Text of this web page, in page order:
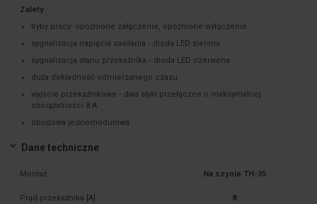
Zalety:
tryby pracy: opóźnione załączenie, opóźnione wyłączenie
sygnalizacja napięcia zasilania ‑ dioda LED zielona
sygnalizacja stanu przekaźnika ‑ dioda LED czerwona
duża dokładność odmierzanego czasu
wyjście przekaźnikowe ‑ dwa styki przełączne o maksymalnej
obciążalności 8 A
obudowa jednomodułowa
Dane techniczne
Montaż Na szynie TH-35
Prąd przekaźnika [A] 8